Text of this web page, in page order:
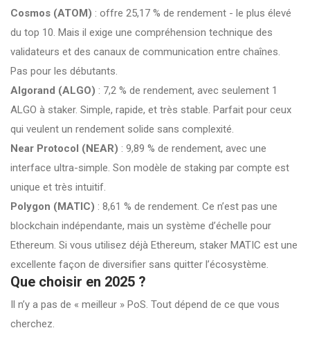
Cosmos (ATOM) : offre 25,17 % de rendement - le plus élevé
du top 10. Mais il exige une compréhension technique des
validateurs et des canaux de communication entre chaînes.
Pas pour les débutants.
Algorand (ALGO) : 7,2 % de rendement, avec seulement 1
ALGO à staker. Simple, rapide, et très stable. Parfait pour ceux
qui veulent un rendement solide sans complexité.
Near Protocol (NEAR) : 9,89 % de rendement, avec une
interface ultra-simple. Son modèle de staking par compte est
unique et très intuitif.
Polygon (MATIC) : 8,61 % de rendement. Ce n’est pas une
blockchain indépendante, mais un système d’échelle pour
Ethereum. Si vous utilisez déjà Ethereum, staker MATIC est une
excellente façon de diversifier sans quitter l’écosystème.
Que choisir en 2025 ?
Il n’y a pas de « meilleur » PoS. Tout dépend de ce que vous
cherchez.